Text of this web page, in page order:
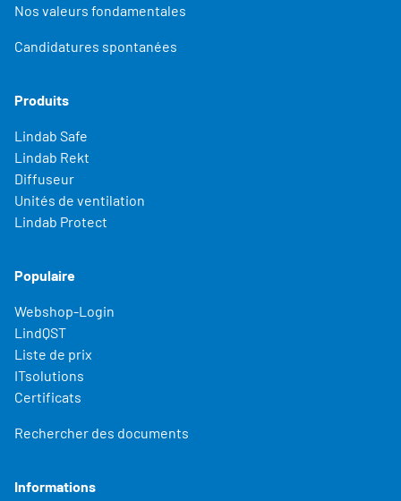
Nos valeurs fondamentales
Candidatures spontanées
Produits
Lindab Safe
Lindab Rekt
Diffuseur
Unités de ventilation
Lindab Protect
Populaire
Webshop-Login
LindQST
Liste de prix
ITsolutions
Certificats
Rechercher des documents
Informations